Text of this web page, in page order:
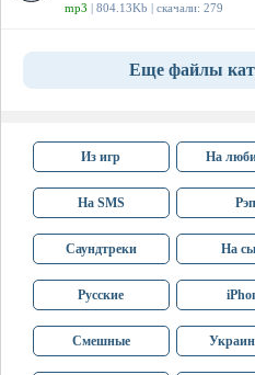
mp3 | 804.13Kb | скачали: 279
Еще файлы
Из игр На
На SMS Рэп
Саундтреки На
Русские
Смешные